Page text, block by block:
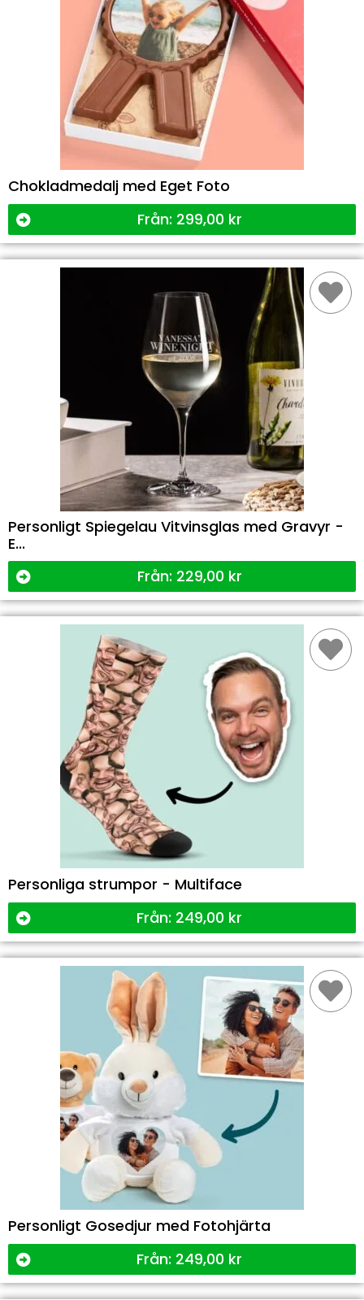
Chokladmedalj med Eget Foto
Från: 299,00 kr
Personligt Spiegelau Vitvinsglas med Gravyr -
E...
Från: 229,00 kr
Personliga strumpor - Multiface
Från: 249,00 kr
Personligt Gosedjur med Fotohjärta
Från: 249,00 kr